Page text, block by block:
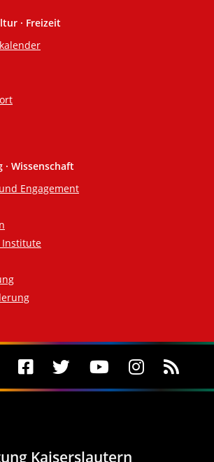
· Freizeit
· Wissenschaft
Engagement
Institute
Kaiserslautern